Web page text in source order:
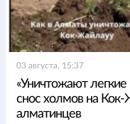
03 августа, 15:37
«Уничтожают легкие
снос холмов на Кок-
алматинцев